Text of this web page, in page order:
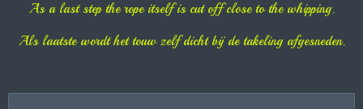
As a last step the rope itself is cut off close to the whipping.
Als laatste wordt het touw zelf dicht bij de takeling afgesneden.